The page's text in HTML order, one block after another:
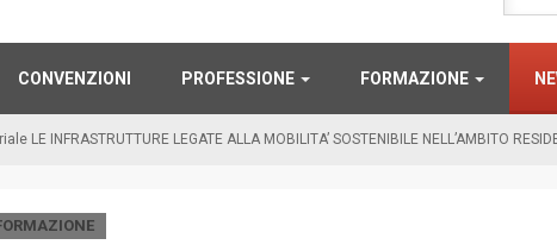
CONVENZIONI PROFESSIONE FORMAZIONE
LE INFRASTRUTTURE LEGATE ALLA MOBILITA’ SOSTENIBILE NELL’AMBITO